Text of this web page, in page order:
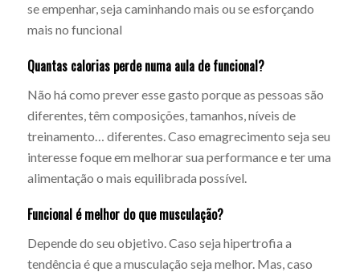
se empenhar, seja caminhando mais ou se esforçando
mais no funcional
Quantas calorias perde numa aula de funcional?
Não há como prever esse gasto porque as pessoas são
diferentes, têm composições, tamanhos, níveis de
treinamento… diferentes. Caso emagrecimento seja seu
interesse foque em melhorar sua performance e ter uma
alimentação o mais equilibrada possível.
Funcional é melhor do que musculação?
Depende do seu objetivo. Caso seja hipertrofia a
tendência é que a musculação seja melhor. Mas, caso